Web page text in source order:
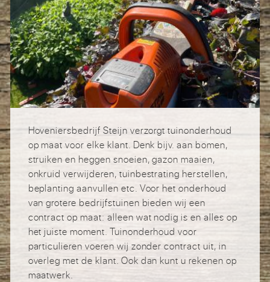
Hoveniersbedrijf Steijn verzorgt tuinonderhoud
op maat voor elke klant. Denk bijv. aan bomen,
struiken en heggen snoeien, gazon maaien,
onkruid verwijderen, tuinbestrating herstellen,
beplanting aanvullen etc. Voor het onderhoud
van grotere bedrijfstuinen bieden wij een
contract op maat: alleen wat nodig is en alles op
het juiste moment. Tuinonderhoud voor
particulieren voeren wij zonder contract uit, in
overleg met de klant. Ook dan kunt u rekenen op
maatwerk.